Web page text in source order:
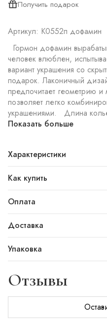
Получить подарок
Артикул: К0552п дофамин
Гормон дофамин
человек влюблен, испытывает
вариант украшения со
подарок. Лаконичный
предпочитает геометрию
позволяет легко
украшениями. Длина
Показать больше
Характеристики
Как купить
Оплата
Доставка
Упаковка
Отзывы